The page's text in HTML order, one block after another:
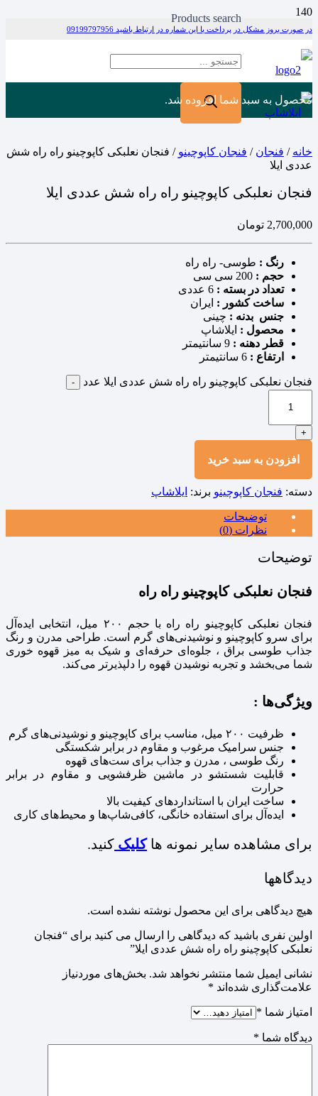
در صورت بروز مشکل در پرداخت با این شماره در ارتباط باشید 09199797956
Products search
محصول به سبد شما افزوده شد.
خانه / فنجان / فنجان کاپوچینو / فنجان نعلبکی کاپوچینو راه راه شش
عددی ایلا
فنجان نعلبکی کاپوچینو راه راه شش عددی ایلا
2,700,000 تومان
رنگ : طوسی- راه راه
حجم :
تعداد در بسته :
ساخت کشور : ایران
جنس بدنه : چینی
محصول : ایلاشاپ
قطر دهنه :
ارتفاع :
فنجان نعلبکی کاپوچینو راه راه شش عددی ایلا عدد -
+
افزودن به سبد خرید
دسته: فنجان کاپوچینو برند: ایلاشاپ
توضیحات
نظرات (0)
توضیحات
فنجان نعلبکی کاپوچینو راه راه
فنجان نعلبکی کاپوچینو راه راه با حجم ۲۰۰ میل، انتخابی ایده‌آل
برای سرو کاپوچینو و نوشیدنی‌های گرم است. طراحی مدرن و رنگ
جذاب طوسی براق ، جلوه‌ای حرفه‌ای و شیک به میز قهوه‌ خوری
شما می‌بخشد و تجربه نوشیدن قهوه را دلپذیرتر می‌کند.
ویژگی‌ها :
ظرفیت ۲۰۰ میل، مناسب برای کاپوچینو و نوشیدنی‌های گرم
جنس سرامیک مرغوب و مقاوم در برابر شکستگی
رنگ طوسی ، مدرن و جذاب برای ست‌های قهوه
قابلیت شستشو در ماشین ظرفشویی و مقاوم در برابر
حرارت
ساخت ایران با استانداردهای کیفیت بالا
ایده‌آل برای استفاده خانگی، کافی‌شاپ‌ها و محیط‌های کاری
برای مشاهده سایر نمونه هاکلیک کنید.
دیدگاهها
هیچ دیدگاهی برای این محصول نوشته نشده است.
اولین نفری باشید که دیدگاهی را ارسال می کنید برای “فنجان
نعلبکی کاپوچینو راه راه شش عددی ایلا”
نشانی ایمیل شما منتشر نخواهد شد. بخش‌های موردنیاز
علامت‌گذاری شده‌اند *
امتیاز شما *
دیدگاه شما *